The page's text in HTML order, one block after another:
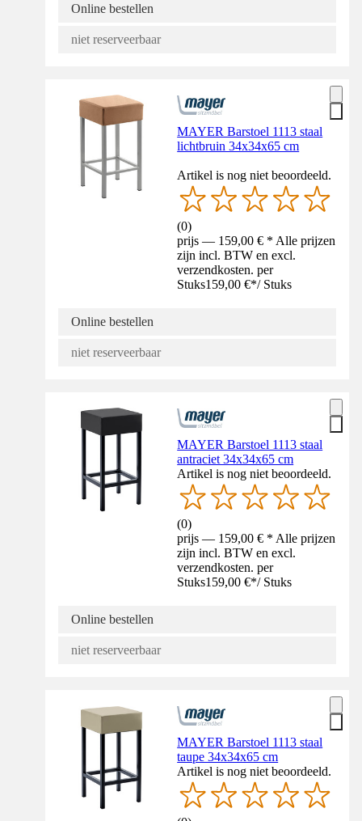
Online bestellen
niet reserveerbaar
MAYER Barstoel 1113 staal
lichtbruin 34x34x65 cm
Artikel is nog niet beoordeeld.
(0)
prijs — 159,00 € * Alle prijzen
zijn incl. BTW en excl.
verzendkosten. per
Stuks159,00 €*/ Stuks
Online bestellen
niet reserveerbaar
MAYER Barstoel 1113 staal
antraciet 34x34x65 cm
Artikel is nog niet beoordeeld.
(0)
prijs — 159,00 € * Alle prijzen
zijn incl. BTW en excl.
verzendkosten. per
Stuks159,00 €*/ Stuks
Online bestellen
niet reserveerbaar
MAYER Barstoel 1113 staal
taupe 34x34x65 cm
Artikel is nog niet beoordeeld.